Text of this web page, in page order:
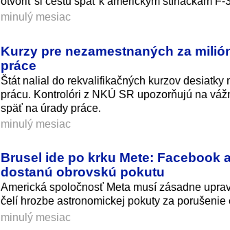
minulý mesiac
Kurzy pre nezamestnaných za
práce
Štát nalial do rekvalifikačných kurzov
prácu. Kontrolóri z NKÚ SR upozorňujú na
späť na úrady práce.
minulý mesiac
Brusel ide po krku Mete: Facebook
dostanú obrovskú pokutu
Americká spoločnosť Meta musí zásadne
čelí hrozbe astronomickej pokuty za
minulý mesiac